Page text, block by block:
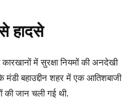
हादसे
में सुरक्षा नियमों की अनदेखी
बहाउद्दीन शहर में एक आतिशबाजी
जान चली गई थी.